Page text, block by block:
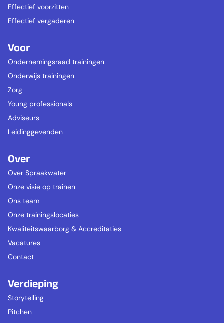
Effectief voorzitten
Effectief vergaderen
Voor
Ondernemingsraad trainingen
Onderwijs trainingen
Zorg
Young professionals
Adviseurs
Leidinggevenden
Over
Over Spraakwater
Onze visie op trainen
Ons team
Onze trainingslocaties
Kwaliteitswaarborg & Accreditaties
Vacatures
Contact
Verdieping
Storytelling
Pitchen